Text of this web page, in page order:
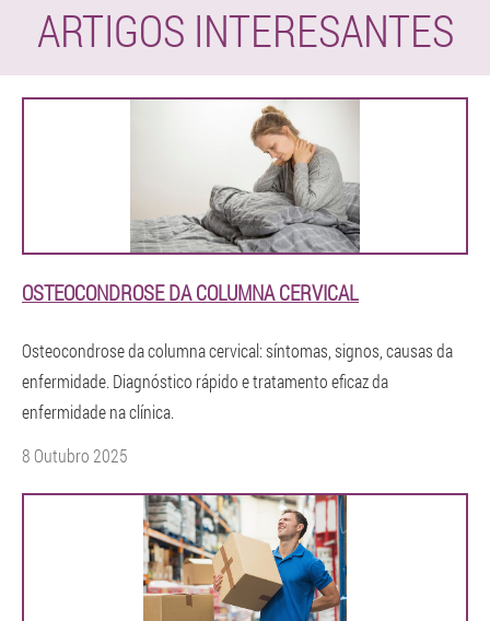
ARTIGOS INTERESANTES
OSTEOCONDROSE DA COLUMNA CERVICAL
Osteocondrose da columna cervical: síntomas, signos, causas da
enfermidade. Diagnóstico rápido e tratamento eficaz da
enfermidade na clínica.
8 Outubro 2025